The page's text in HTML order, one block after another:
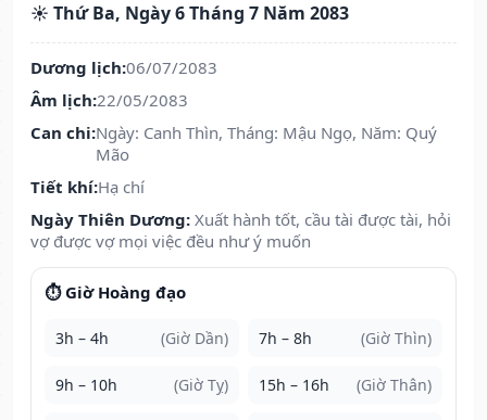
☀️ Thứ Ba, Ngày 6 Tháng 7 Năm 2083
Dương lịch:06/07/2083
Âm lịch:22/05/2083
Can chi:Ngày: Canh Thìn, Tháng: Mậu Ngọ, Năm: Quý
Mão
Tiết khí:Hạ chí
Ngày Thiên Dương: Xuất hành tốt, cầu tài được tài, hỏi
vợ được vợ mọi việc đều như ý muốn
⏱️ Giờ Hoàng đạo
3h – 4h (Giờ Dần) 7h – 8h (Giờ Thìn)
9h – 10h (Giờ Tỵ) 15h – 16h (Giờ Thân)